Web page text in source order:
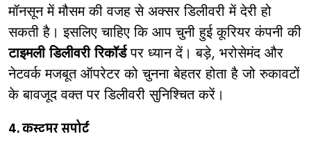
मॉनसून में मौसम की वजह से अक्सर डिलीवरी में देरी हो
सकती है। इसलिए चाहिए कि आप चुनी हुई कूरियर कंपनी की
टाइमली डिलीवरी रिकॉर्डपर ध्यान दें। बड़े, भरोसेमंद और
नेटवर्क मजबूत ऑपरेटर को चुनना बेहतर होता है जो रुकावटों
के बावजूद वक्त पर डिलीवरी सुनिश्चित करें।
4. कस्टमर सपोर्ट